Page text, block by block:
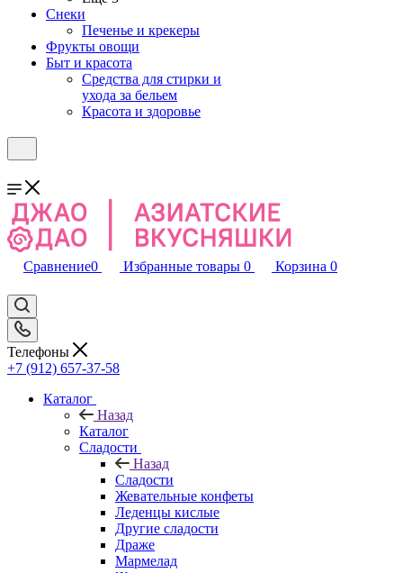
Снеки
Печенье и крекеры
Фрукты овощи
Быт и красота
Средства для стирки и
ухода за бельем
Красота и здоровье
Сравнение0 Избранные товары 0 Корзина 0
Телефоны
+7 (912) 657-37-58
Каталог
Назад
Каталог
Сладости
Назад
Сладости
Жевательные конфеты
Леденцы кислые
Другие сладости
Драже
Мармелад